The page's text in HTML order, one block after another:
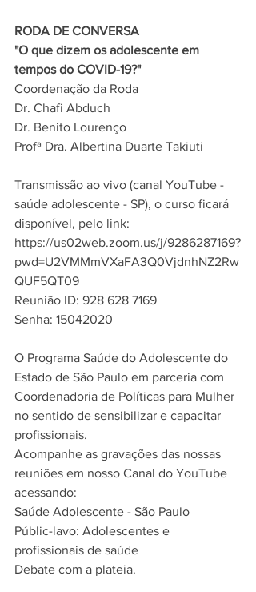
RODA DE CONVERSA
"O que dizem os adolescente em
tempos do COVID-19?"
Coordenação da Roda
Dr. Chafi Abduch
Dr. Benito Lourenço
Profª Dra. Albertina Duarte Takiuti
Transmissão ao vivo (canal YouTube -
saúde adolescente - SP), o curso ficará
disponível, pelo link:
https://us02web.zoom.us/j/9286287169?
pwd=U2VMMmVXaFA3Q0VjdnhNZ2Rw
QUF5QT09
Reunião ID: 928 628 7169
Senha: 15042020
O Programa Saúde do Adolescente do
Estado de São Paulo em parceria com
Coordenadoria de Políticas para Mulher
no sentido de sensibilizar e capacitar
profissionais.
Acompanhe as gravações das nossas
reuniões em nosso Canal do YouTube
acessando:
Saúde Adolescente - São Paulo
Públic-lavo: Adolescentes e
profissionais de saúde
Debate com a plateia.